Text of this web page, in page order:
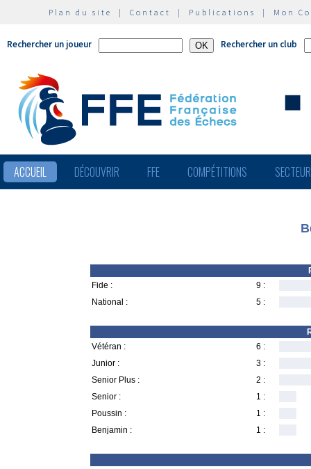
Plan du site | Contact | Publications | Mon
Rechercher un joueur Rechercher un club
ACCUEIL DÉCOUVRIR FFE COMPÉTITIONS
Fide :
9 :
National :
5 :
Vétéran :
6 :
Junior :
3 :
Senior Plus :
2 :
Senior :
1 :
Poussin :
1 :
Benjamin :
1 :